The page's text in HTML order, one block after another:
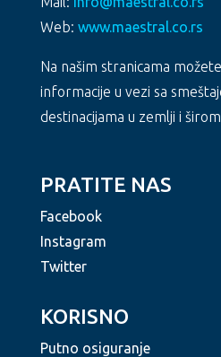
Web: www.maestral.co.rs
Na našim stranicama
informacije u vezi sa
destinacijama u zemlji i
PRATITE NAS
Facebook
Instagram
Twitter
KORISNO
Putno osiguranje